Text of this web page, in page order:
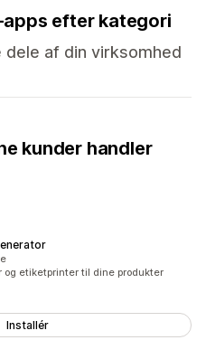
efter kategori
af din virksomhed
kunder handler
og etiketprinter til dine produkter
Installér